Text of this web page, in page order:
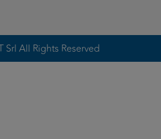
Srl All Rights Reserved